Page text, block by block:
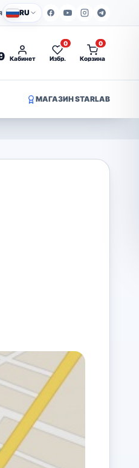
RU
Кабинет Избр.
0
Корзина
0
МАГАЗИН STARLAB